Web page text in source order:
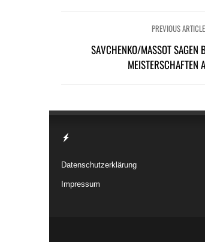
PREVIOUS ARTICLE
SAVCHENKO/MASSOT SAGEN
Datenschutzerklärung
Impressum